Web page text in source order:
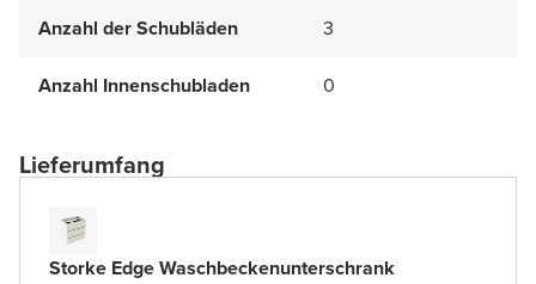
Anzahl der Schubläden 3
Anzahl Innenschubladen 0
Lieferumfang
Storke Edge Waschbeckenunterschrank